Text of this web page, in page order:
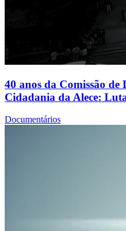
40 anos da Comissão de
Cidadania da Alece:
Documentários